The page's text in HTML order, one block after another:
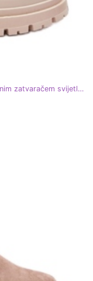
PS1 Ženske izolirane čizme za snijeg s patentnim zatvaračem svijetlo bež boje Zeva